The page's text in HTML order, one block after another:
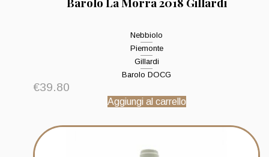
Nebbiolo
Piemonte
Gillardi
Barolo DOCG
€39.80
Aggiungi al carrello